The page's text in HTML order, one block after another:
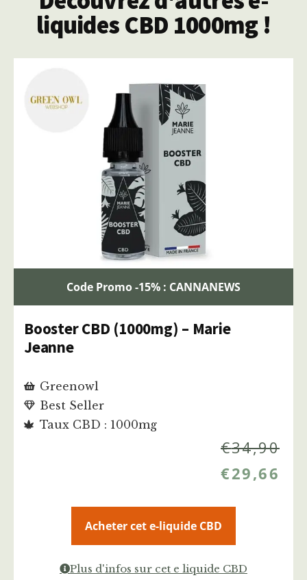
liquides CBD 1000mg !
Code Promo -15% : CANNANEWS
Booster CBD (1000mg) – Marie
Jeanne
Greenowl
Best Seller
Taux CBD : 1000mg
€34,90
€29,66
Acheter cet e-liquide CBD
Plus d'infos sur cet e liquide CBD